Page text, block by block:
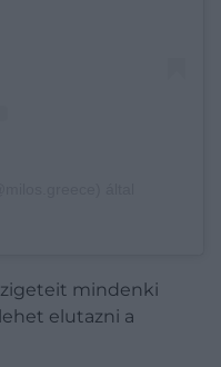
mindenki
elutazni a